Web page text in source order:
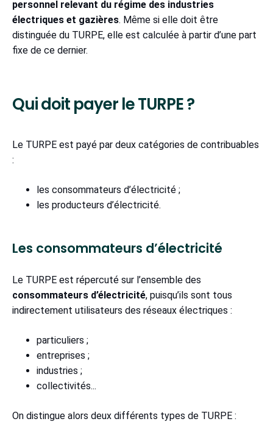
personnel relevant du régime des industries
électriques et gazières. Même si elle doit être
distinguée du TURPE, elle est calculée à partir d’une part
fixe de ce dernier.
Qui doit payer le TURPE ?
Le TURPE est payé par deux catégories de contribuables
:
les consommateurs d’électricité ;
les producteurs d’électricité.
Les consommateurs d’électricité
Le TURPE est répercuté sur l’ensemble des
consommateurs d’électricité, puisqu’ils sont tous
indirectement utilisateurs des réseaux électriques :
particuliers ;
entreprises ;
industries ;
collectivités...
On distingue alors deux différents types de TURPE :